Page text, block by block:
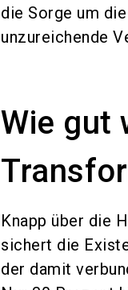
die Sorge um
unzureichende
Wie gut
Knapp über die
sichert die
der damit